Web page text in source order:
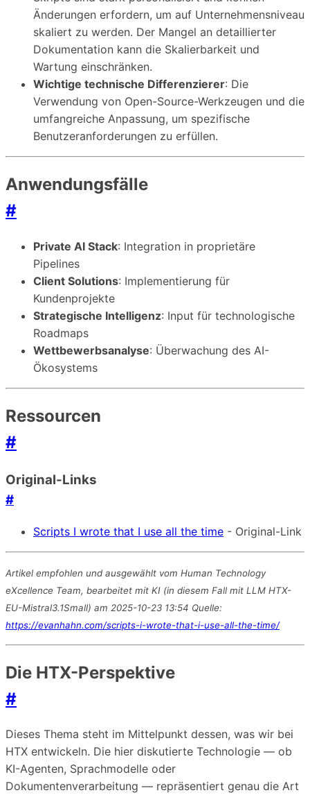
Änderungen erfordern, um auf Unternehmensniveau
skaliert zu werden. Der Mangel an detaillierter
Dokumentation kann die Skalierbarkeit und
Wartung einschränken.
Wichtige technische Differenzierer: Die
Verwendung von Open-Source-Werkzeugen und die
umfangreiche Anpassung, um spezifische
Benutzeranforderungen zu erfüllen.
Anwendungsfälle
#
Private AI Stack: Integration in proprietäre
Pipelines
Client Solutions: Implementierung für
Kundenprojekte
Strategische Intelligenz: Input für technologische
Roadmaps
Wettbewerbsanalyse: Überwachung des AI-
Ökosystems
Ressourcen
#
Original-Links
#
Scripts I wrote that I use all the time - Original-Link
Artikel empfohlen und ausgewählt vom Human Technology
eXcellence Team, bearbeitet mit KI (in diesem Fall mit LLM HTX-
EU-Mistral3.1Small) am 2025-10-23 13:54 Quelle:
https://evanhahn.com/scripts-i-wrote-that-i-use-all-the-time/
Die HTX-Perspektive
#
Dieses Thema steht im Mittelpunkt dessen, was wir bei
HTX entwickeln. Die hier diskutierte Technologie — ob
KI-Agenten, Sprachmodelle oder
Dokumentenverarbeitung — repräsentiert genau die Art